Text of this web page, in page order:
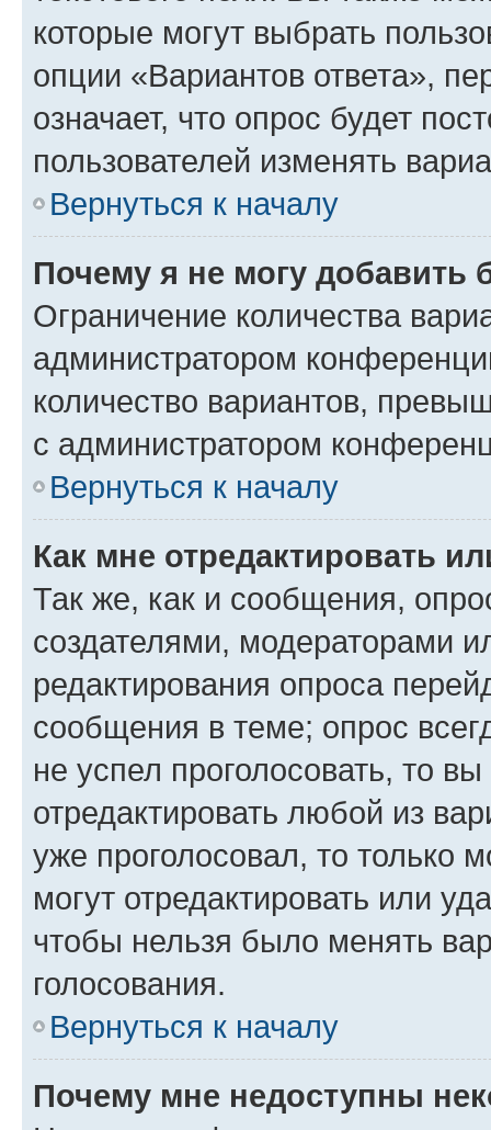
которые могут выбрать
опции «Вариантов ответа»,
означает, что опрос будет
пользователей изменять
Вернуться к началу
Почему я не могу добавить
Ограничение количества
администратором
количество вариантов,
с администратором
Вернуться к началу
Как мне отредактировать
Так же, как и сообщения,
создателями, модераторами
редактирования опроса
сообщения в теме; опрос
не успел проголосовать, то
отредактировать любой из
уже проголосовал, то только
могут отредактировать или
чтобы нельзя было менять
голосования.
Вернуться к началу
Почему мне недоступны